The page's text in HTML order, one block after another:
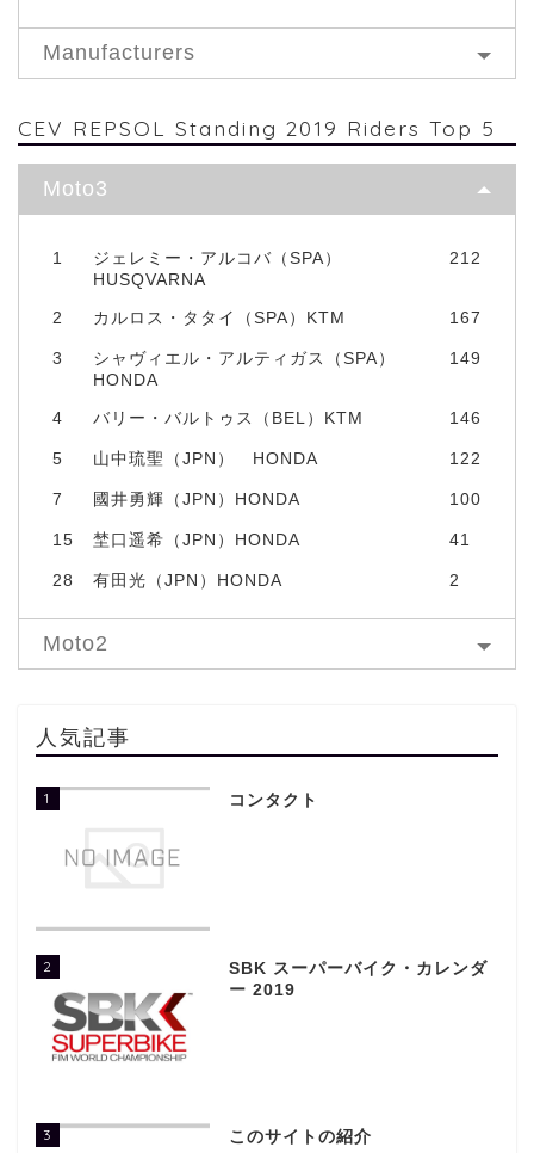
Manufacturers
CEV REPSOL Standing 2019 Riders Top 5
Moto3
1
ジェレミー・アルコバ（SPA）
HUSQVARNA
212
2 カルロス・タタイ（SPA）KTM 167
3
シャヴィエル・アルティガス（SPA）
HONDA
149
4 バリー・バルトゥス（BEL）KTM 146
5 山中琉聖（JPN） HONDA 122
7 國井勇輝（JPN）HONDA 100
15 埜口遥希（JPN）HONDA 41
28 有田光（JPN）HONDA 2
Moto2
人気記事
1 コンタクト
2
SBK スーパーバイク・カレンダ
ー 2019
3 このサイトの紹介